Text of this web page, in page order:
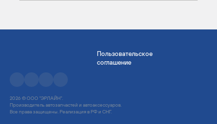
Пользовательское
соглашение
2026 © ООО "ЭРЛАЙН".
Производитель автозапчастей и автоаксессуаров.
Все права защищены. Реализация в РФ и СНГ.